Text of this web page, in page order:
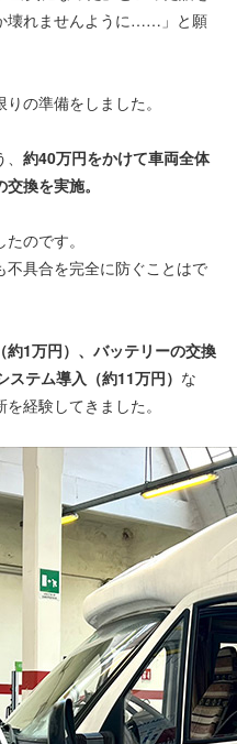
壊れませんように……」と願
の準備をしました。
約40万円をかけて車両全体
換を実施。
のです。
不具合を完全に防ぐことはで
約1万円）、バッテリーの交換
ステム導入（約11万円） な
経験してきました。